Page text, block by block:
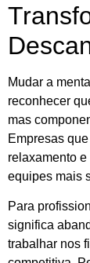
Mudar a
reconhecer
mas
Empresas
relaxamento
equipes mais
Para
significa
trabalhar nos